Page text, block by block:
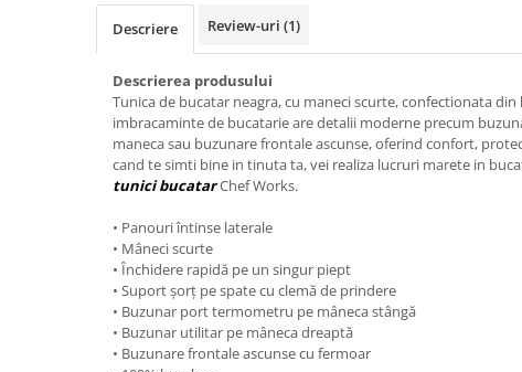
Descriere Review-uri (1)
Descrierea produsului
Tunica de bucatar neagra, cu maneci scurte, confectionata din
imbracaminte de bucatarie are detalii moderne precum
maneca sau buzunare frontale ascunse, oferind confort,
cand te simti bine in tinuta ta, vei realiza lucruri marete in
tunici bucatarChef Works.
• Panouri întinse laterale
• Mâneci scurte
• Închidere rapidă pe un singur piept
• Suport șorț pe spate cu clemă de prindere
• Buzunar port termometru pe mâneca stângă
• Buzunar utilitar pe mâneca dreaptă
• Buzunare frontale ascunse cu fermoar